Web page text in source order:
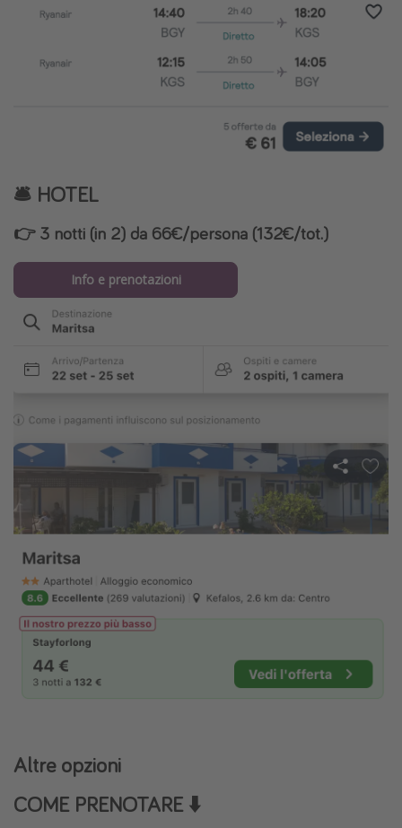
🛎️ HOTEL
👉 3 notti (in 2) da 66€/persona (132€/tot.)
Info e prenotazioni
Altre opzioni
COME PRENOTARE ⬇️